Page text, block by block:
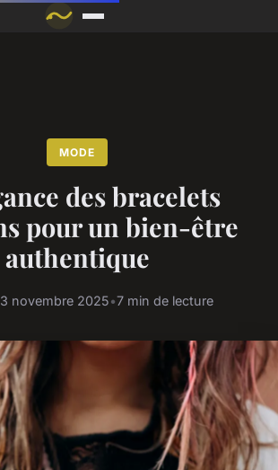
MODE
des bracelets
pour un bien-être
authentique
novembre 2025•7 min de lecture